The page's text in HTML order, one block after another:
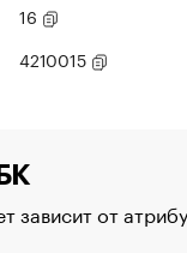
16
4210015
зависит от